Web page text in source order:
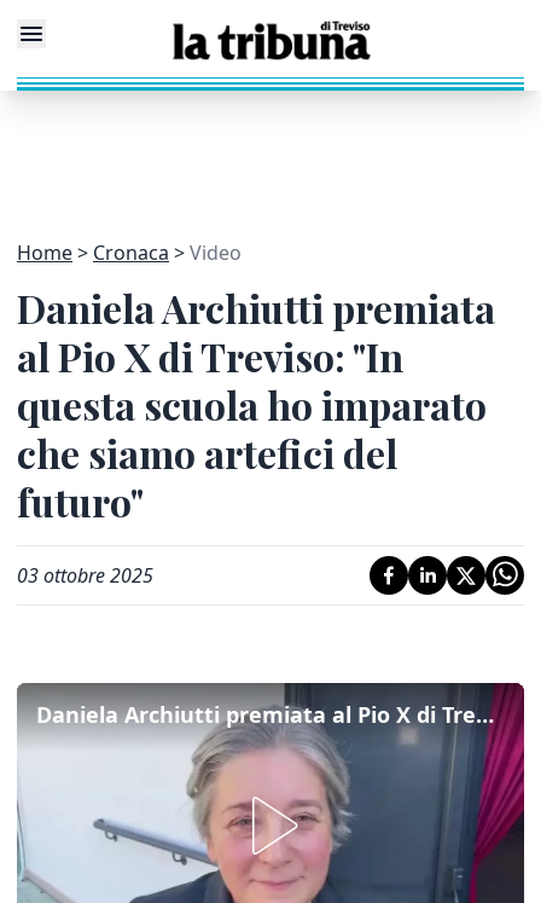
Home Cronaca Video
Daniela Archiutti premiata
al Pio X di Treviso: "In
questa scuola ho imparato
che siamo artefici del
futuro"
03 ottobre 2025
Daniela Archiutti premiata al Pio X di Treviso: "In questa scuola ho imparato che siamo artefici del futuro"